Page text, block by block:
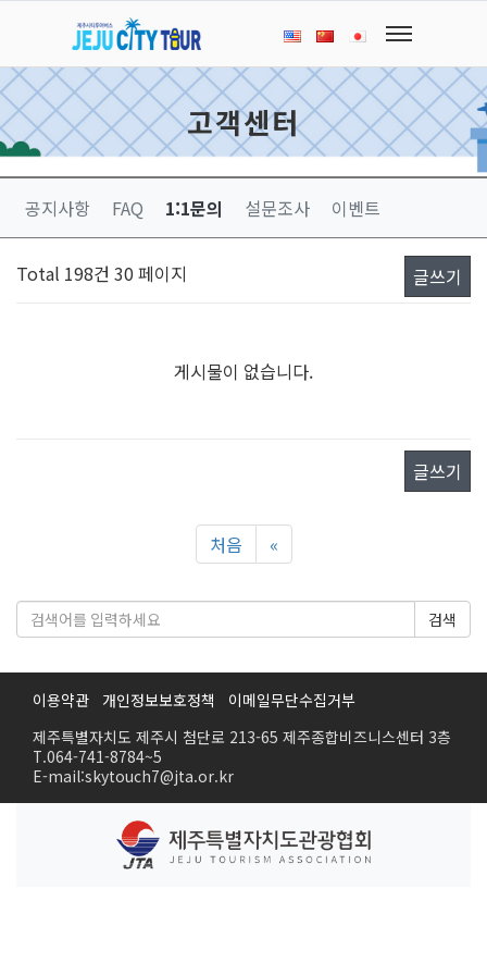
고객센터
공지사항 FAQ 1:1문의 설문조사 이벤트
Total 198건 30 페이지 글쓰기
게시물이 없습니다.
글쓰기
처음 «
검색
이용약관 개인정보보호정책
이메일무단수집거부
제주특별자치도 제주시 첨단로 213-65 제주종합비즈니스센터 3층
T.064-741-8784~5
E-mail:skytouch7@jta.or.kr